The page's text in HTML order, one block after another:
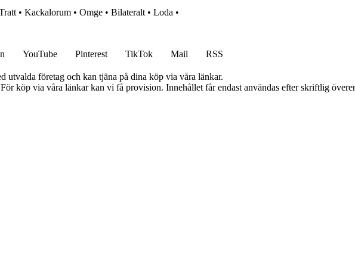
• Kackalorum • Omge • Bilateralt • Loda •
YouTube Pinterest TikTok Mail
RSS
utvalda företag och kan tjäna på dina köp via våra länkar.
köp via våra länkar kan vi få provision. Innehållet får endast användas efter skriftlig